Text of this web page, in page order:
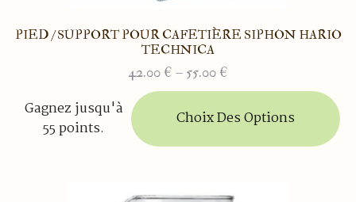
PIED / SUPPORT POUR CAFETIÈRE SIPHON HARIO
TECHNICA
42.00 € – 55.00 €
Plage
de
prix :
à
Gagnez jusqu'à
55 points.
Choix Des Options
Ce
produit